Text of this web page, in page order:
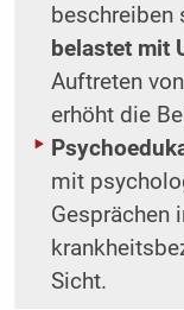
beschreiben
belastet mit
Auftreten
erhöht die
mit
Gesprächen
Sicht.